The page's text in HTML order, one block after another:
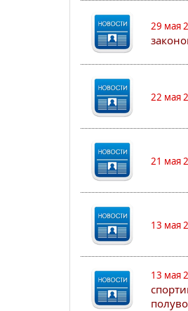
29 мая
22 мая
21 мая
13 мая
13 мая